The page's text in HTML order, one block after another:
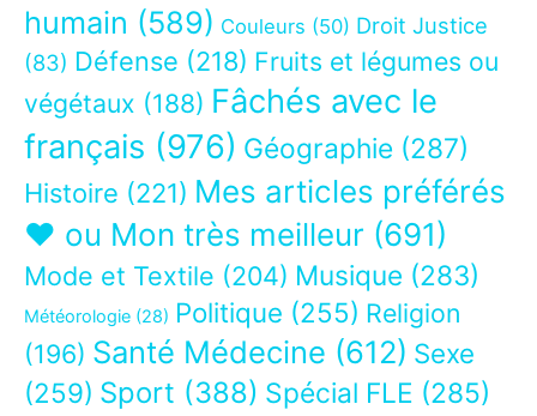
humain (589) Couleurs (50) Droit Justice
(83) Défense (218) Fruits et légumes ou
végétaux (188) Fâchés avec le
français (976) Géographie (287)
Histoire (221) Mes articles préférés
❤ ou Mon très meilleur (691)
Mode et Textile (204) Musique (283)
Météorologie (28) Politique (255) Religion
(196) Santé Médecine (612) Sexe
(259) Sport (388) Spécial FLE (285)